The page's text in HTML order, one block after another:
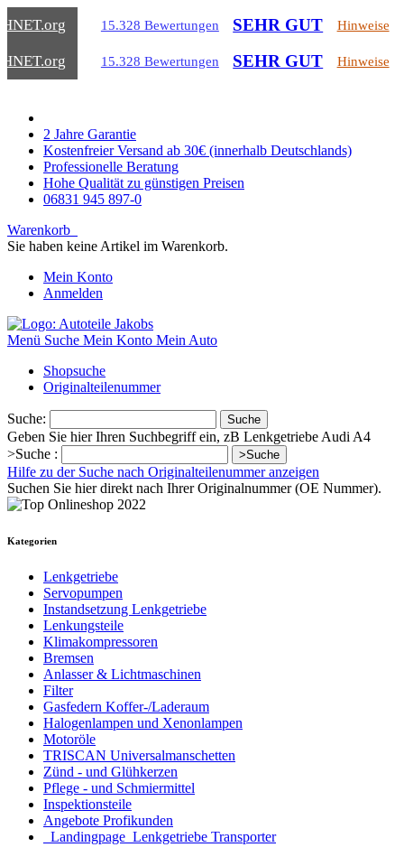
.org 15.328 Bewertungen SEHR GUT Hinweise
.org 15.328 Bewertungen SEHR GUT Hinweise
2 Jahre Garantie
Kostenfreier Versand ab 30€ (innerhalb Deutschlands)
Professionelle Beratung
Hohe Qualität zu günstigen Preisen
06831 945 897-0
Warenkorb
Sie haben keine Artikel im Warenkorb.
Mein Konto
Anmelden
Menü Suche Mein Konto Mein Auto
Shopsuche
Originalteilenummer
Suche: Suche
Geben Sie hier Ihren Suchbegriff ein, zB Lenkgetriebe Audi A4
>Suche :
>Suche
Hilfe zu der Suche nach Originalteilenummer anzeigen
Suchen Sie hier direkt nach Ihrer Originalnummer (OE Nummer).
Kategorien
Lenkgetriebe
Servopumpen
Instandsetzung Lenkgetriebe
Lenkungsteile
Klimakompressoren
Bremsen
Anlasser & Lichtmaschinen
Filter
Gasfedern Koffer-/Laderaum
Halogenlampen und Xenonlampen
Motoröle
TRISCAN Universalmanschetten
Zünd - und Glühkerzen
Pflege - und Schmiermittel
Inspektionsteile
Angebote Profikunden
_Landingpage_Lenkgetriebe Transporter